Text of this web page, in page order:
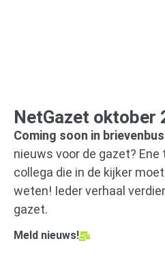
NetGazet oktober
Coming soon in
nieuws voor de gazet?
collega die in de kijker
weten! Ieder verhaal
gazet.
Meld nieuws!